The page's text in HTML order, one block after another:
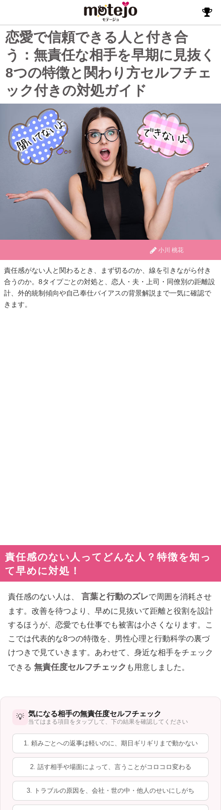
恋愛で信頼できる人と付き合
う：無責任な相手を早期に見抜く
8つの特徴と関わり方セルフチェ
ック付きの対処ガイド
小川 桃花
責任感がない人と関わるとき、まず切るのか、線を引きながら付き
合うのか。8タイプごとの対処と、恋人・夫・上司・同僚別の距離設
計、外的統制傾向や自己奉仕バイアスの背景解説まで一気に確認で
きます。
責任感のない人ってどんな人？特徴を知っ
て早めに対処！
責任感のない人は、 言葉と行動のズレで周囲を消耗させ
ます。改善を待つより、早めに見抜いて距離と役割を設計
するほうが、恋愛でも仕事でも被害は小さくなります。こ
こでは代表的な8つの特徴を、男性心理と行動科学の裏づ
けつきで見ていきます。あわせて、身近な相手をチェック
できる 無責任度セルフチェック も用意しました。
💡 気になる相手の無責任度セルフチェック
当てはまる項目をタップして、下の結果を確認してください
1. 頼みごとへの返事は軽いのに、期日ギリギリまで動かない
2. 話す相手や場面によって、言うことがコロコロ変わる
3. トラブルの原因を、会社・世の中・他人のせいにしがち